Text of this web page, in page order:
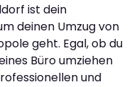
ist dein
deinen Umzug von
geht. Egal, ob du
Büro umziehen
und